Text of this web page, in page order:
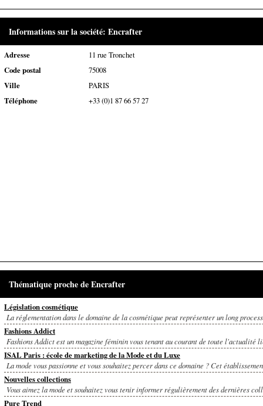
Informations sur la société: Encrafter
Adresse
11 rue Tronchet
Code postal
75008
Ville
PARIS
Téléphone
+33 (0)1 87 66 57 27
Thématique proche de Encrafter
Législation cosmétique
La réglementation dans le domaine de la cosmétique peut représenter un long
Fashions Addict
Fashions Addict est un magazine féminin vous tenant au courant de toute l'actualité
ISAL Paris : école de marketing de la Mode et du Luxe
La mode vous passionne et vous souhaitez percer dans ce domaine ? Cet
Nouvelles collections
Vous aimez la mode et souhaitez vous tenir informer régulièrement des dernières
Pure Trend